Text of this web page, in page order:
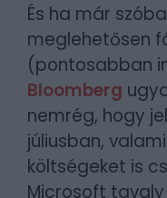
És ha már
meglehetősen
(pontosabban
Bloomberg
nemrég, hogy
júliusban,
költségeket is
Microsoft